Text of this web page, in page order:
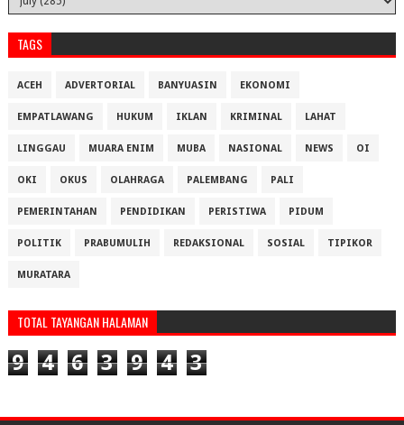
TAGS
ACEH ADVERTORIAL BANYUASIN EKONOMI
EMPATLAWANG HUKUM IKLAN KRIMINAL LAHAT
LINGGAU MUARA ENIM MUBA NASIONAL NEWS OI
OKI OKUS OLAHRAGA PALEMBANG PALI
PEMERINTAHAN PENDIDIKAN PERISTIWA PIDUM
POLITIK PRABUMULIH REDAKSIONAL SOSIAL TIPIKOR
MURATARA
TOTAL TAYANGAN HALAMAN
9 4 6 3 9 4 3